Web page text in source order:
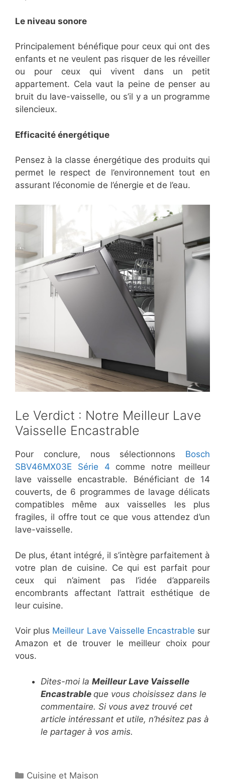
Le niveau sonore
Principalement bénéfique pour ceux qui ont des
enfants et ne veulent pas risquer de les réveiller
ou pour ceux qui vivent dans un petit
appartement. Cela vaut la peine de penser au
bruit du lave-vaisselle, ou s’il y a un programme
silencieux.
Efficacité énergétique
Pensez à la classe énergétique des produits qui
permet le respect de l’environnement tout en
assurant l’économie de l’énergie et de l’eau.
​Le Verdict : Notre Meilleur Lave
Vaisselle Encastrable
Pour conclure, nous sélectionnons Bosch
SBV46MX03E Série 4 comme notre meilleur
lave vaisselle encastrable. Bénéficiant de 14
couverts, de 6 programmes de lavage délicats
compatibles même aux vaisselles les plus
fragiles, il offre tout ce que vous attendez d’un
lave-vaisselle.
De plus, étant intégré, il s’intègre parfaitement à
votre plan de cuisine. Ce qui est parfait pour
ceux qui n’aiment pas l’idée d’appareils
encombrants affectant l’attrait esthétique de
leur cuisine.
Voir plus Meilleur Lave Vaisselle Encastrable sur
Amazon et de trouver le meilleur choix pour
vous.
Dites-moi la Meilleur Lave Vaisselle
Encastrable que vous choisissez dans le
commentaire. Si vous avez trouvé cet
article intéressant​​​​​ et utile, n’hésitez pas à
le partager à vos amis.
Cuisine et Maison